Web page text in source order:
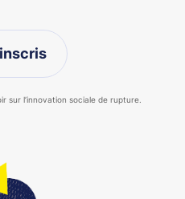
sur l’innovation sociale de rupture.